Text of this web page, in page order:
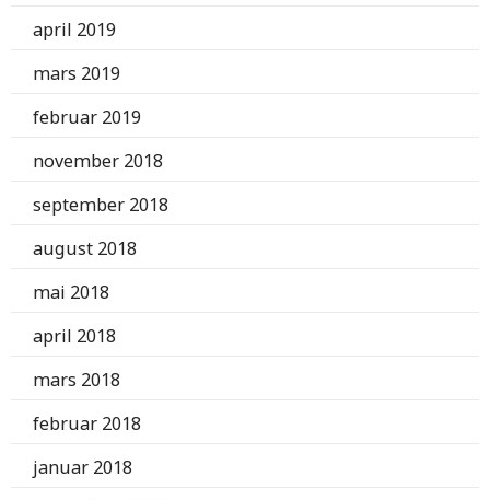
april 2019
mars 2019
februar 2019
november 2018
september 2018
august 2018
mai 2018
april 2018
mars 2018
februar 2018
januar 2018